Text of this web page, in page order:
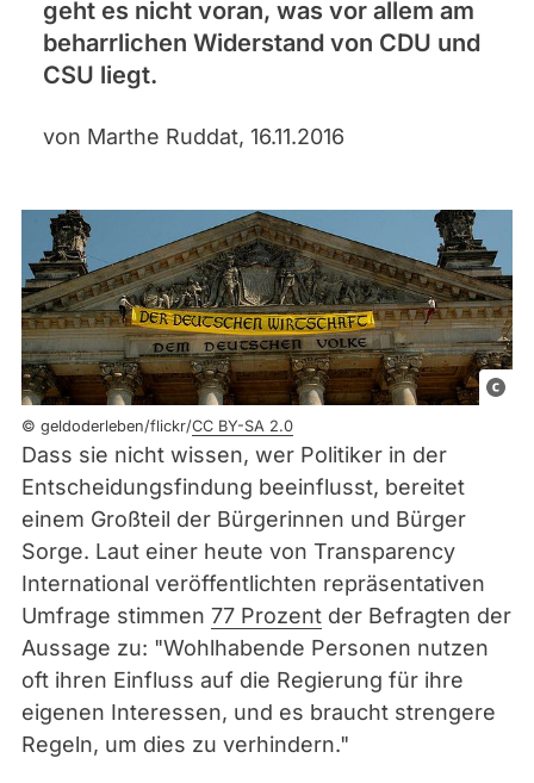
geht es nicht voran, was vor allem am
beharrlichen Widerstand von CDU und
CSU liegt.
von Marthe Ruddat, 16.11.2016
©
d
e
r
e
© geldoderleben/flickr/CC BY-SA 2.0
Dass sie nicht wissen, wer Politiker in der
Entscheidungsfindung beeinflusst, bereitet
einem Großteil der Bürgerinnen und Bürger
Sorge. Laut einer heute von Transparency
International veröffentlichten repräsentativen
Umfrage stimmen 77 Prozent der Befragten der
Aussage zu: "Wohlhabende Personen nutzen
oft ihren Einfluss auf die Regierung für ihre
eigenen Interessen, und es braucht strengere
Regeln, um dies zu verhindern."